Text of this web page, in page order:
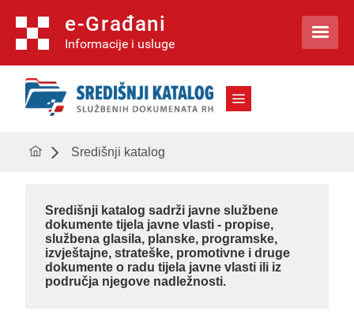
e-Građani
Informacije i usluge 
Središnji katalog
Središnji katalog sadrži javne službene
dokumente tijela javne vlasti - propise,
službena glasila, planske, programske,
izvještajne, strateške, promotivne i druge
dokumente o radu tijela javne vlasti ili iz
područja njegove nadležnosti.